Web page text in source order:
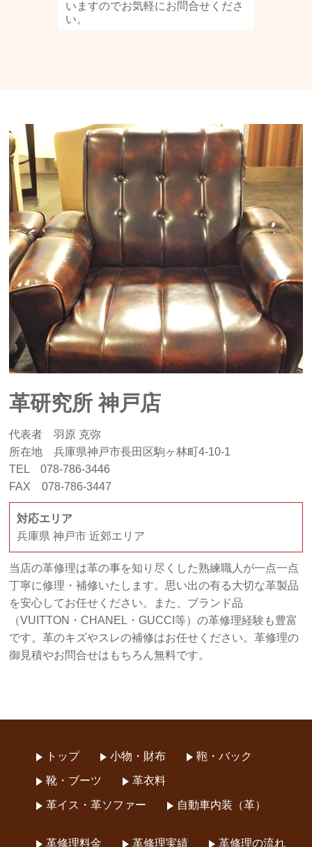
いますのでお気軽にお問合せくださ
い。
革研究所 神戸店
代表者 羽原 克弥
所在地 兵庫県神戸市長田区駒ヶ林町4‐10‐1
TEL 078-786-3446
FAX 078-786-3447
対応エリア
兵庫県 神戸市 近郊エリア
当店の革修理は革の事を知り尽くした熟練職人が一点一点
丁寧に修理・補修いたします。思い出の有る大切な革製品
を安心してお任せください。また、ブランド品
（VUITTON・CHANEL・GUCCI等）の革修理経験も豊富
です。革のキズやスレの補修はお任せください。革修理の
御見積やお問合せはもちろん無料です。
トップ 小物・財布 鞄・バック
靴・ブーツ 革衣料
革イス・革ソファー 自動車内装（革）
革修理料金 革修理実績 革修理の流れ